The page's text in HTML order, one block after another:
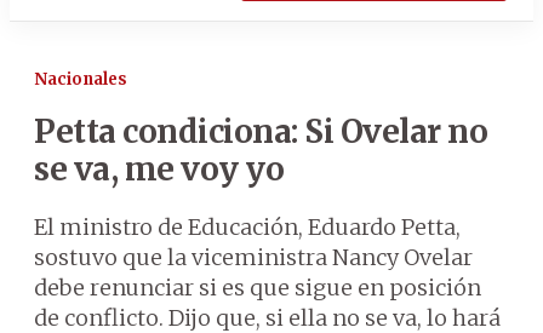
Nacionales
Petta condiciona: Si Ovelar no
se va, me voy yo
El ministro de Educación, Eduardo Petta,
sostuvo que la viceministra Nancy Ovelar
debe renunciar si es que sigue en posición
de conflicto. Dijo que, si ella no se va, lo hará